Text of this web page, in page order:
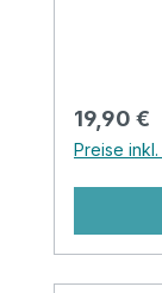
19,90 €
Preise